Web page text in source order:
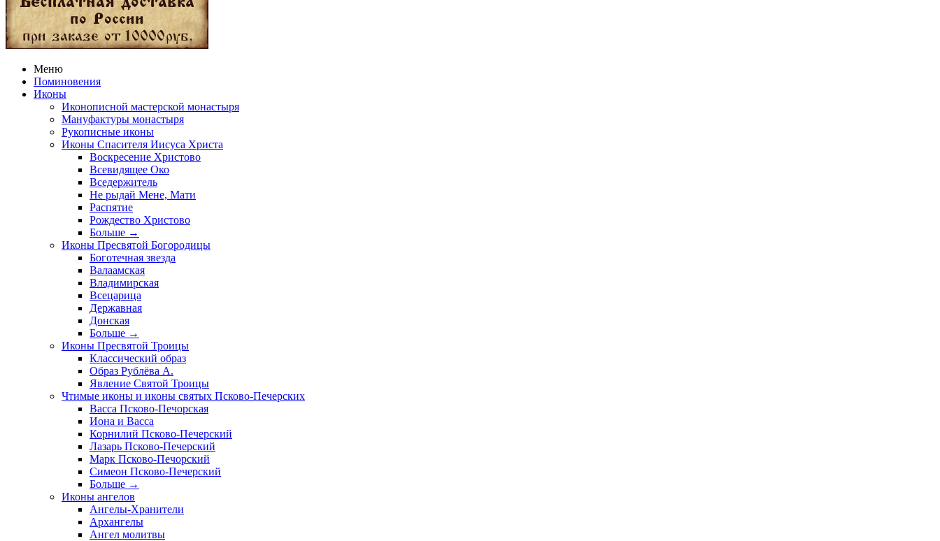
Меню
Поминовения
Иконы
Иконописной мастерской монастыря
Мануфактуры монастыря
Рукописные иконы
Иконы Спасителя Иисуса Христа
Воскресение Христово
Всевидящее Око
Вседержитель
Не рыдай Мене, Мати
Распятие
Рождество Христово
Больше →
Иконы Пресвятой Богородицы
Боготечная звезда
Валаамская
Владимирская
Всецарица
Державная
Донская
Больше →
Иконы Пресвятой Троицы
Классический образ
Образ Рублёва А.
Явление Святой Троицы
Чтимые иконы и иконы святых Псково-Печерских
Васса Псково-Печорская
Иона и Васса
Корнилий Псково-Печерский
Лазарь Псково-Печерский
Марк Псково-Печорский
Симеон Псково-Печерский
Больше →
Иконы ангелов
Ангелы-Хранители
Архангелы
Ангел молитвы